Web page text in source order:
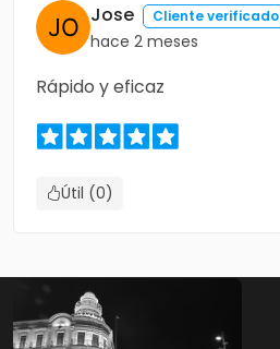
Jose Cliente verificado
hace 2 meses
Rápido y eficaz
Útil (0)